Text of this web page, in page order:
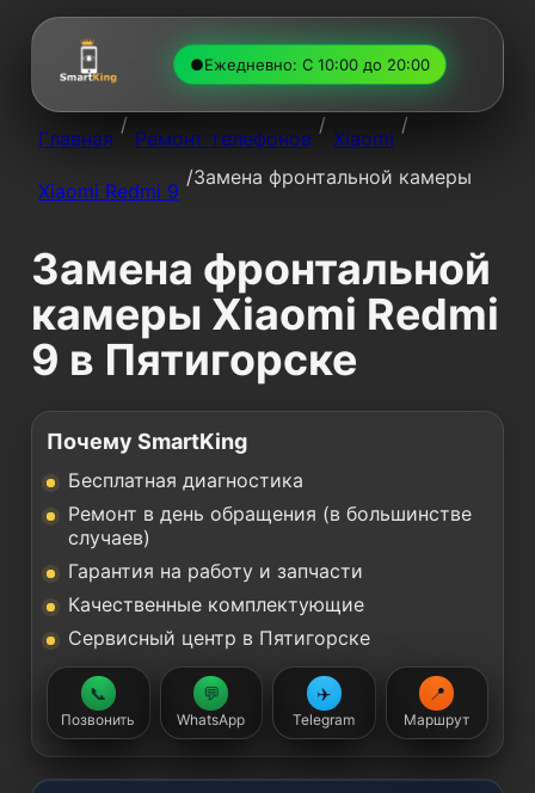
●Ежедневно: С 10:00 до 20:00
Главная
/
Ремонт телефонов
/
Xiaomi
/
Xiaomi Redmi 9
/Замена фронтальной камеры
Замена фронтальной
камеры Xiaomi Redmi
9 в Пятигорске
Почему SmartKing
Бесплатная диагностика
Ремонт в день обращения (в большинстве
случаев)
Гарантия на работу и запчасти
Качественные комплектующие
Сервисный центр в Пятигорске
📞
Позвонить
💬
WhatsApp
✈️
Telegram
📍
Маршрут